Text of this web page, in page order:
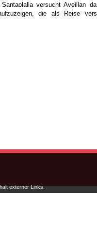
versucht Aveillan
die als Reise
externer Links.